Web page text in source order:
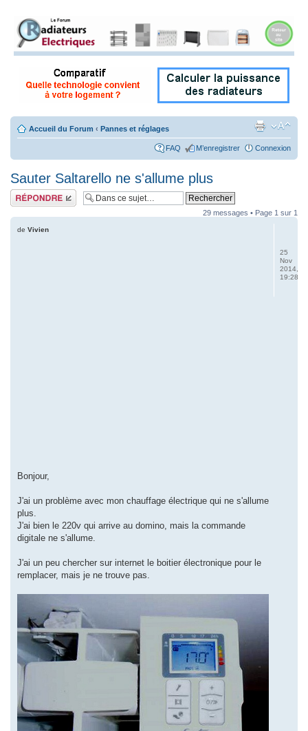
Accueil du Forum ‹ Pannes et réglages
FAQ M’enregistrer Connexion
Sauter Saltarello ne s'allume plus
Répondre
29 messages • Page 1 sur 1
de Vivien
Bonjour,
J'ai un problème avec mon chauffage électrique qui ne s'allume
plus.
J'ai bien le 220v qui arrive au domino, mais la commande
digitale ne s'allume.
J'ai un peu chercher sur internet le boitier électronique pour le
remplacer, mais je ne trouve pas.
25
Nov
2014,
19:28